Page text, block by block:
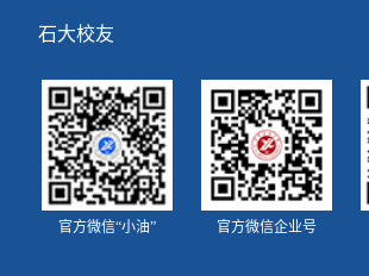
石大校友
官方微信“小油” 官方微信企业号